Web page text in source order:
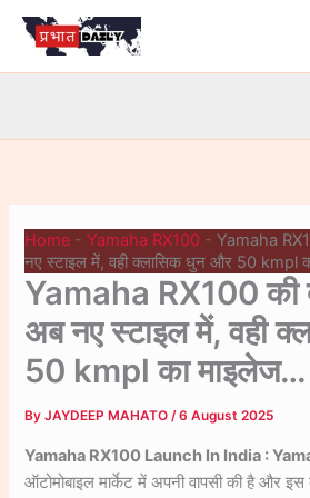
Skip
Home -Yamaha RX100 -Yamaha
नए स्टाइल में, वही क्लासिक धुन और 50 kmpl
Yamaha RX100 की
अब नए स्टाइल में, वही
50 kmpl का माइलेज…
ByJAYDEEP MAHATO/6 August 2025
Yamaha RX100 Launch In India :
ऑटोमोबाइल मार्केट में अपनी वापसी की है और इस